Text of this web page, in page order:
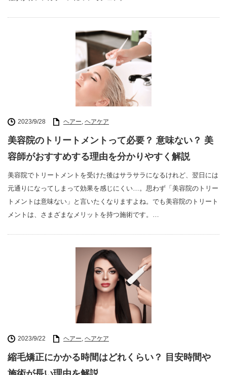
2023/9/28 ヘアー, ヘアケア
美容院のトリートメントって必要？ 意味ない？ 美
容師がおすすめする理由を分かりやすく解説
美容院でトリートメントを受けた後はサラサラになるけれど、翌日には
元通りになってしまって効果を感じにくい…。思わず「美容院のトリー
トメントは意味ない」と言いたくなりますよね。でも美容院のトリート
メントは、さまざまなメリットを持つ施術です。…
2023/9/22 ヘアー, ヘアケア
縮毛矯正にかかる時間はどれくらい？ 目安時間や